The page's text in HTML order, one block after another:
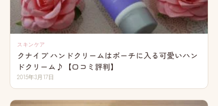
スキンケア
クナイプ ハンドクリームはポーチに入る可愛いハン
ドクリーム♪【口コミ評判】
2015年3月17日